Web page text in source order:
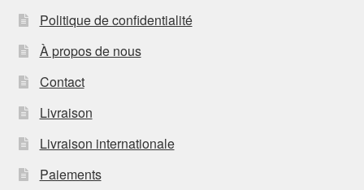
Politique de confidentialité
À propos de nous
Contact
Livraison
Livraison internationale
Paiements